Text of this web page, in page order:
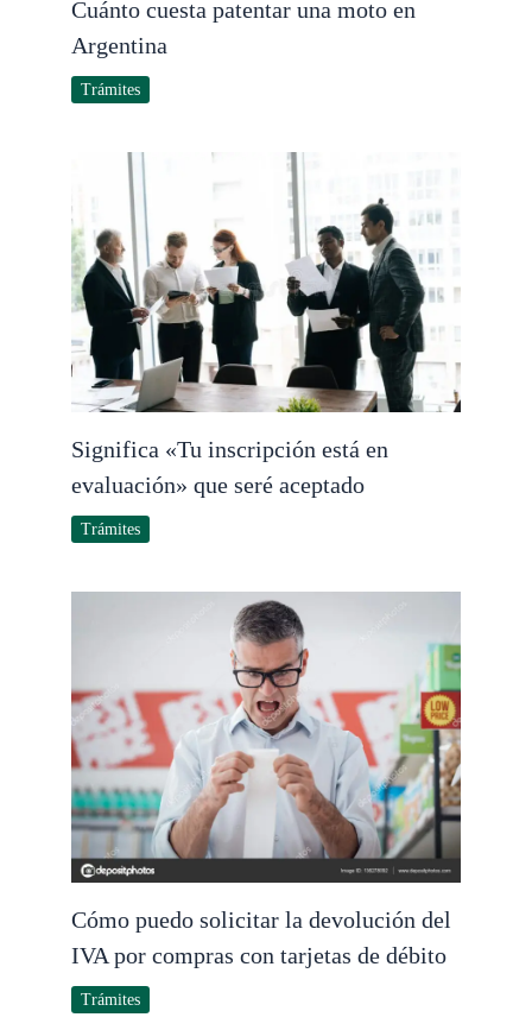
Cuánto cuesta patentar una moto en
Argentina
Trámites
Significa «Tu inscripción está en
evaluación» que seré aceptado
Trámites
Cómo puedo solicitar la devolución del
IVA por compras con tarjetas de débito
Trámites